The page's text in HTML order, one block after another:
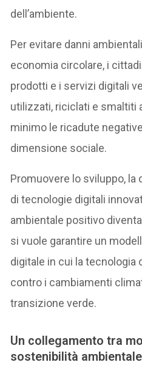
dell’ambiente.
Per evitare danni
economia circolare, i
prodotti e i servizi digitali
utilizzati, riciclati e smaltiti
minimo le ricadute
dimensione sociale.
Promuovere lo sviluppo, la
di tecnologie digitali
ambientale positivo
si vuole garantire un
digitale in cui la tecnologia
contro i cambiamenti
transizione verde.
Un collegamento tra
sostenibilità ambientale